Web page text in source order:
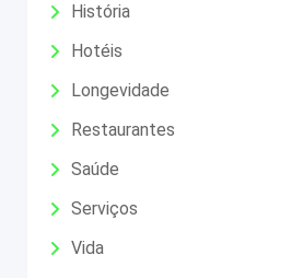
História
Hotéis
Longevidade
Restaurantes
Saúde
Serviços
Vida